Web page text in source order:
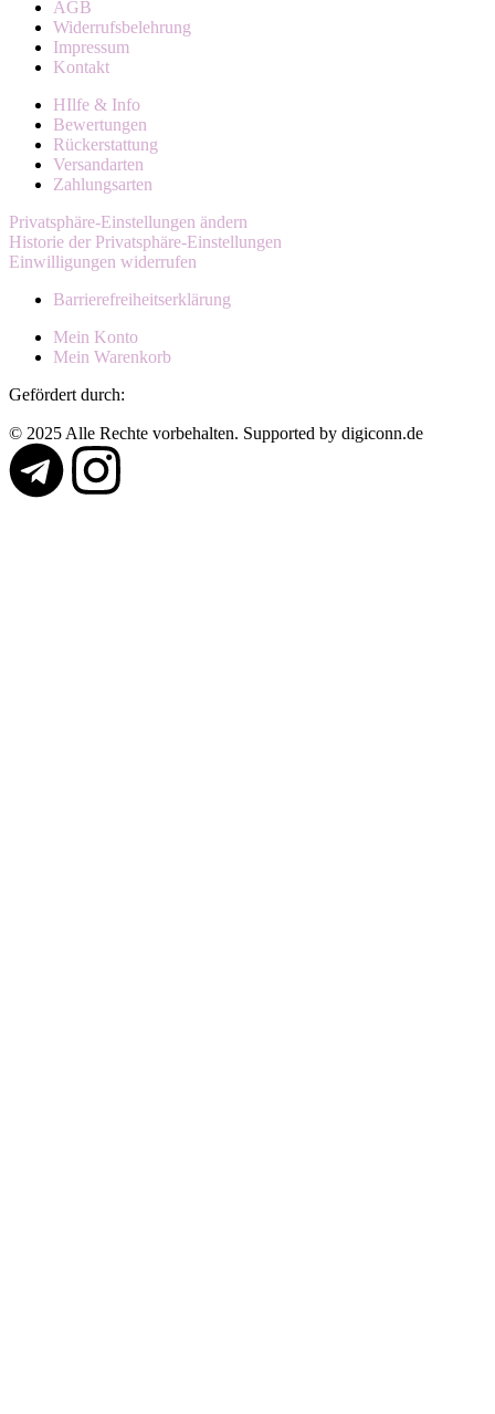
AGB
Widerrufsbelehrung
Impressum
Kontakt
HIlfe & Info
Bewertungen
Rückerstattung
Versandarten
Zahlungsarten
Privatsphäre-Einstellungen ändern
Historie der Privatsphäre-Einstellungen
Einwilligungen widerrufen
Barrierefreiheitserklärung
Mein Konto
Mein Warenkorb
Gefördert durch:
© 2025 Alle Rechte vorbehalten. Supported by digiconn.de